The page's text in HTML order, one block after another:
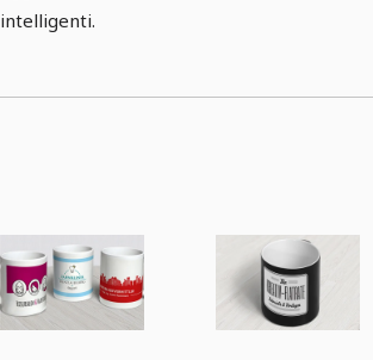
intelligenti.